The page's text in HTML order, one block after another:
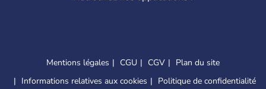
Mentions légales CGU CGV
Plan du site
Informations relatives aux cookies
Politique de confidentialité